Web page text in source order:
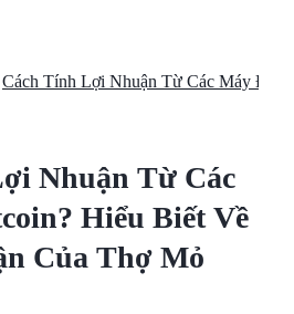
Nhuận Từ Các
Hiểu Biết Về
Của Thợ Mỏ